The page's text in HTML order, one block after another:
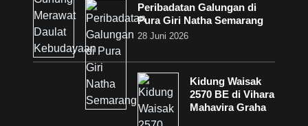
Peribadatan Galungan di
Pura Giri Natha Semarang
28 Juni 2026
Kidung Waisak
2570 BE di Vihara
Mahavira Graha